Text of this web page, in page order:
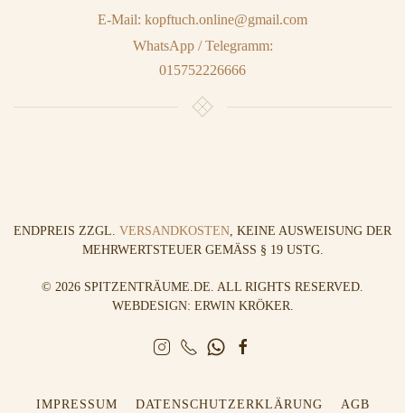
E-Mail: kopftuch.online@gmail.com
WhatsApp / Telegramm:
015752226666
ENDPREIS ZZGL. VERSANDKOSTEN, KEINE AUSWEISUNG DER
MEHRWERTSTEUER GEMÄSS § 19 USTG.
© 2026 SPITZENTRÄUME.DE. ALL RIGHTS RESERVED.
WEBDESIGN: ERWIN KRÖKER.
IMPRESSUM DATENSCHUTZERKLÄRUNG AGB